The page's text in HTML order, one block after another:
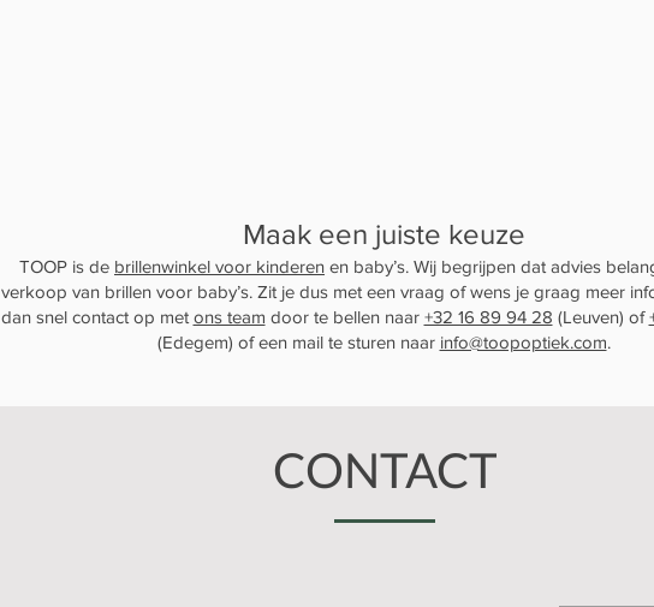
Maak een juiste keuze
TOOP is de brillenwinkel voor kinderen en baby’s. Wij begrijpen dat advies
verkoop van brillen voor baby’s. Zit je dus met een vraag of wens je graag meer
dan snel contact op met ons team door te bellen naar +32 16 89 94 28 (Leuven) of
(Edegem) of een mail te sturen naar info@toopoptiek.com.
CONTACT